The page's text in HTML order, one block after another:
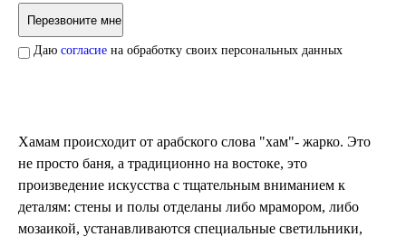
Даю согласие на обработку своих персональных данных
Хамам происходит от арабского слова "хам"- жарко. Это
не просто баня, а традиционно на востоке, это
произведение искусства с тщательным вниманием к
деталям: стены и полы отделаны либо мрамором, либо
мозаикой, устанавливаются специальные светильники,